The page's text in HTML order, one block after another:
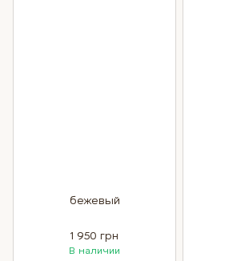
бежевый
1 950 грн
В наличии